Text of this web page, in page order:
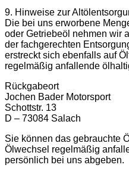
9. Hinweise zur
Die bei uns erworbene
oder Getriebeöl nehmen wir
der fachgerechten
erstreckt sich ebenfalls auf
regelmäßig anfallende
Rückgabeort
Jochen Bader Motorsport
Schottstr. 13
D – 73084 Salach
Sie können das gebrauchte
Ölwechsel regelmäßig
persönlich bei uns abgeben.